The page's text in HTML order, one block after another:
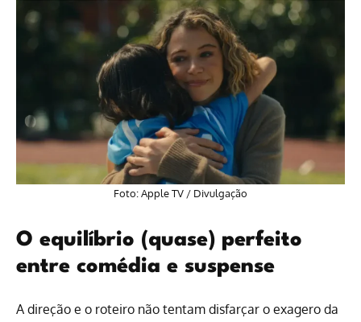
Foto: Apple TV / Divulgação
O equilíbrio (quase) perfeito
entre comédia e suspense
A direção e o roteiro não tentam disfarçar o exagero da